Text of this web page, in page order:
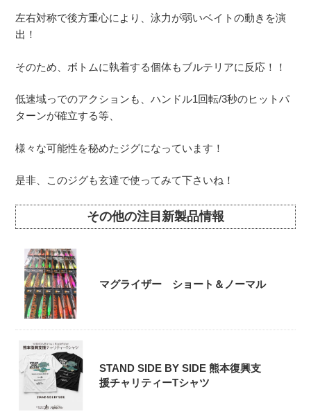
左右対称で後方重心により、泳力が弱いベイトの動きを演
出！
そのため、ボトムに執着する個体もブルテリアに反応！！
低速域っでのアクションも、ハンドル1回転/3秒のヒットパ
ターンが確立する等、
様々な可能性を秘めたジグになっています！
是非、このジグも玄達で使ってみて下さいね！
その他の注目新製品情報
マグライザー ショート＆ノーマル
STAND SIDE BY SIDE 熊本復興支
援チャリティーTシャツ